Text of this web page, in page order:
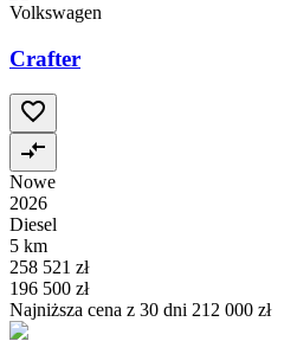
Volkswagen
Crafter
Nowe
2026
Diesel
5 km
258 521 zł
196 500 zł
Najniższa cena z 30 dni 212 000 zł